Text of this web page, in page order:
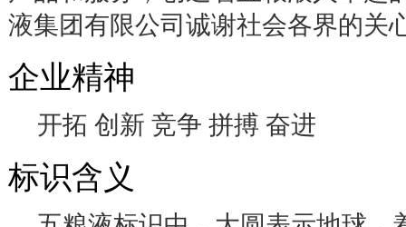
液集团有限公司诚谢社会各界的关
企业精神
开拓 创新 竞争 拼搏 奋进
标识含义